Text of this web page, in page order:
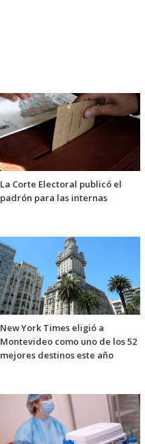
La Corte Electoral publicó el
padrón para las internas
New York Times eligió a
Montevideo como uno de los 52
mejores destinos este año